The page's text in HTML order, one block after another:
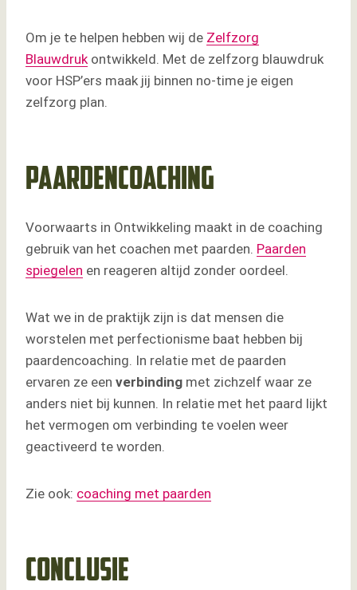
Om je te helpen hebben wij de Zelfzorg
Blauwdrukontwikkeld. Met de zelfzorg blauwdruk
voor HSP’ers maak jij binnen no-time je eigen
zelfzorg plan.
Paardencoaching
Voorwaarts in Ontwikkeling maakt in de coaching
gebruik van het coachen met paarden. Paarden
spiegelen en reageren altijd zonder oordeel.
Wat we in de praktijk zijn is dat mensen die
worstelen met perfectionisme baat hebben bij
paardencoaching. In relatie met de paarden
ervaren ze een verbinding met zichzelf waar ze
anders niet bij kunnen. In relatie met het paard lijkt
het vermogen om verbinding te voelen weer
geactiveerd te worden.
Zie ook: coaching met paarden
Conclusie